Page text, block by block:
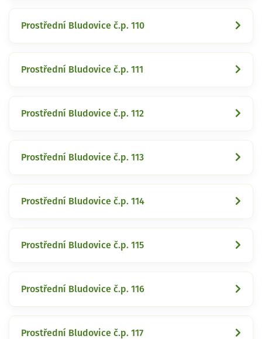
Prostřední Bludovice č.p. 110
Prostřední Bludovice č.p. 111
Prostřední Bludovice č.p. 112
Prostřední Bludovice č.p. 113
Prostřední Bludovice č.p. 114
Prostřední Bludovice č.p. 115
Prostřední Bludovice č.p. 116
Prostřední Bludovice č.p. 117